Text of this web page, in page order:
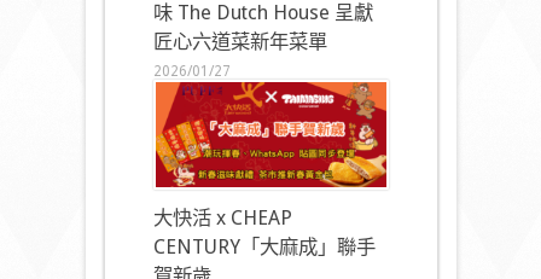
味 The Dutch House 呈獻
匠心六道菜新年菜單
2026/01/27
大快活 x CHEAP
CENTURY「大麻成」聯手